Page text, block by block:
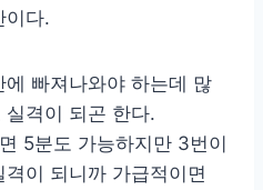
이다.
빠져나와야 하는데 많
격이 되곤 한다.
5분도 가능하지만 3번이
이 되니까 가급적이면